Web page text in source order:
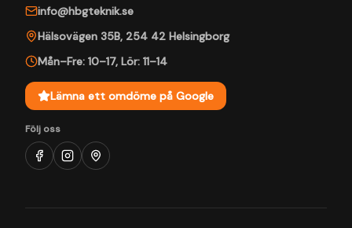
info@hbgteknik.se
Hälsovägen 35B, 254 42 Helsingborg
Mån–Fre: 10–17, Lör: 11–14
Lämna ett omdöme på Google
Följ oss